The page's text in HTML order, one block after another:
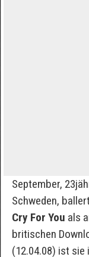
September,
Schweden,
Cry For You als
britischen
(12.04.08) ist sie